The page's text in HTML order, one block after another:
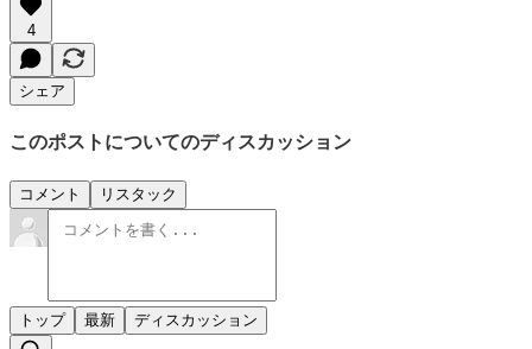
4
シェア
このポストについてのディスカッション
コメント リスタック
トップ 最新 ディスカッション